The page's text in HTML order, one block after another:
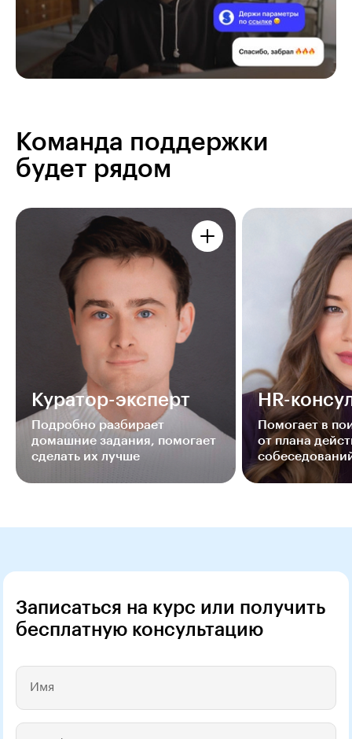
Команда поддержки
будет рядом
Куратор-эксперт
Подробно разбирает
домашние задания, помогает
сделать их лучше
HR-
Помогает в
от плана
Записаться на курс или получить
бесплатную консультацию
Имя